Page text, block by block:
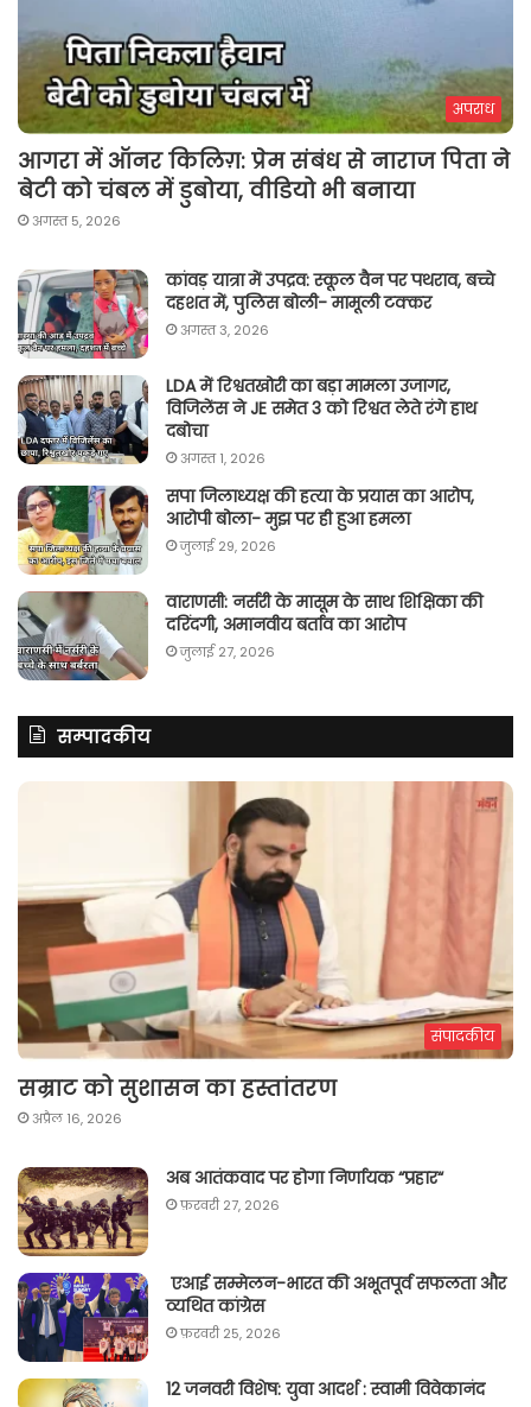
अपराध
आगरा में ऑनर किलिग़: प्रेम संबंध से नाराज पिता ने
बेटी को चंबल में डुबोया, वीडियो भी बनाया
अगस्त 5, 2026
कांवड़ यात्रा में उपद्रव: स्कूल वैन पर पथराव, बच्चे
दहशत में, पुलिस बोली- मामूली टक्कर
अगस्त 3, 2026
LDA में रिश्वतखोरी का बड़ा मामला उजागर,
विजिलेंस ने JE समेत 3 को रिश्वत लेते रंगे हाथ
दबोचा
अगस्त 1, 2026
सपा जिलाध्यक्ष की हत्या के प्रयास का आरोप,
आरोपी बोला- मुझ पर ही हुआ हमला
जुलाई 29, 2026
वाराणसी: नर्सरी के मासूम के साथ शिक्षिका की
दरिंदगी, अमानवीय बर्ताव का आरोप
जुलाई 27, 2026
सम्पादकीय
संपादकीय
सम्राट को सुशासन का हस्तांतरण
अप्रैल 16, 2026
अब आतंकवाद पर होगा निर्णायक “प्रहार“
फ़रवरी 27, 2026
एआई सम्मेलन-भारत की अभूतपूर्व सफलता और
व्यथित कांग्रेस
फ़रवरी 25, 2026
12 जनवरी विशेष: युवा आदर्श : स्वामी विवेकानंद